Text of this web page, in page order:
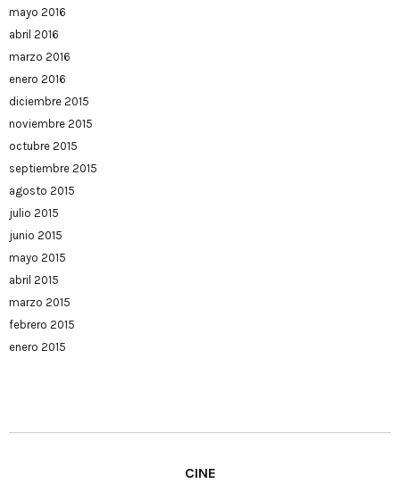
mayo 2016
abril 2016
marzo 2016
enero 2016
diciembre 2015
noviembre 2015
octubre 2015
septiembre 2015
agosto 2015
julio 2015
junio 2015
mayo 2015
abril 2015
marzo 2015
febrero 2015
enero 2015
CINE